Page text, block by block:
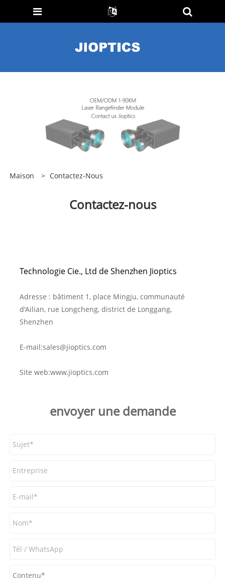
Maison > Contactez-Nous
Contactez-nous
Technologie Cie., Ltd de Shenzhen Jioptics
Adresse : bâtiment 1, place Mingju, communauté
d'Ailian, rue Longcheng, district de Longgang,
Shenzhen
E-mail:sales@jioptics.com
Site web:www.jioptics.com
envoyer une demande